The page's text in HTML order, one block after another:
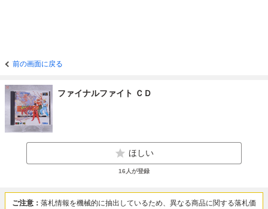
前の画面に戻る
ファイナルファイト ＣＤ
ほしい
16 人が登録
ご注意： 落札情報を機械的に抽出しているため、異なる商品に関する落札価